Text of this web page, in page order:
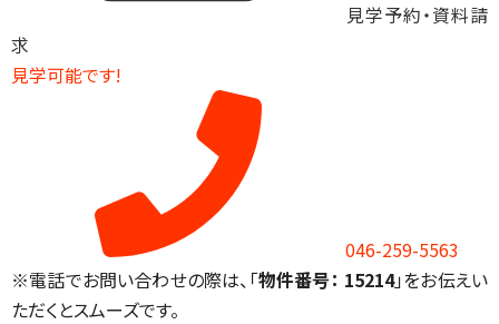
見学予約・資料請
求
見学可能です!
046-259-5563
※電話でお問い合わせの際は、「物件番号： 15214」をお伝えい
ただくとスムーズです。